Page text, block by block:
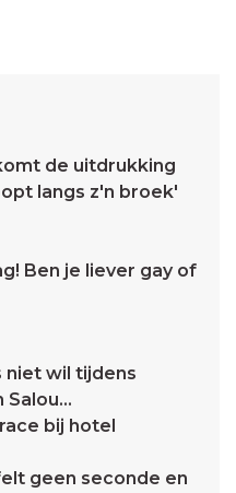
de uitdrukking
langs z'n broek'
Ben je liever gay of
niet wil tijdens
Salou...
bij hotel
geen seconde en